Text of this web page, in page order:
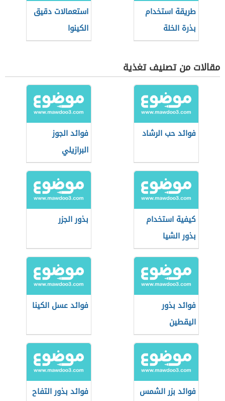
طريقة استخدام
بذرة الخلة
استعمالات دقيق
الكينوا
مقالات من تصنيف تغذية
فوائد حب الرشاد
فوائد الجوز
البرازيلي
كيفية استخدام
بذور الشيا
بذور الجزر
فوائد بذور
اليقطين
فوائد عسل الكينا
فوائد بزر الشمس فوائد بذور التفاح